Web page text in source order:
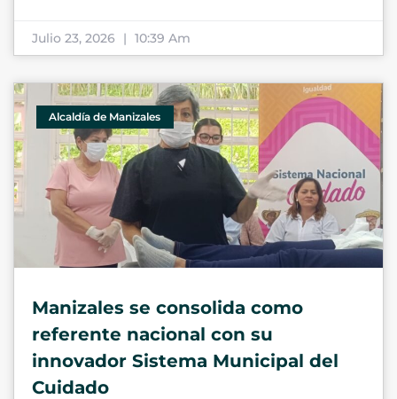
Julio 23, 2026 10:39 Am
Alcaldía de Manizales
Manizales se consolida como
referente nacional con su
innovador Sistema Municipal del
Cuidado